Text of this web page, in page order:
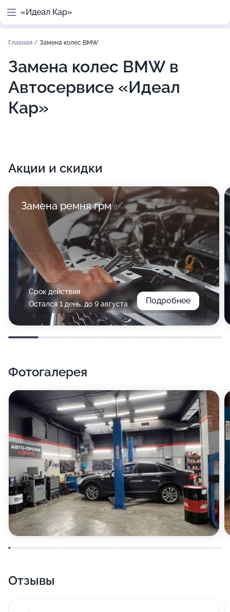
«Идеал Кар»
Главная / Замена колес BMW
Замена колес BMW в
Автосервисе «Идеал
Кар»
Акции и скидки
Замена ремня грм ✅
Срок действия
Остался 1 день, до 9 августа
Подробнее
Фотогалерея
Отзывы